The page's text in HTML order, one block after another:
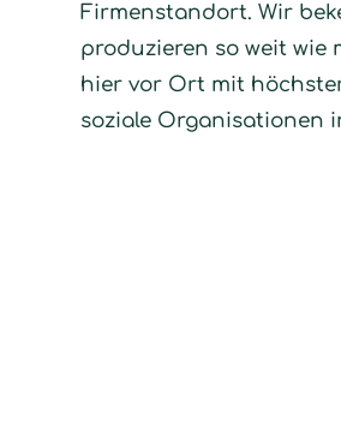
Firmenstandort. Wir
produzieren so weit wie
hier vor Ort mit
soziale Organisationen